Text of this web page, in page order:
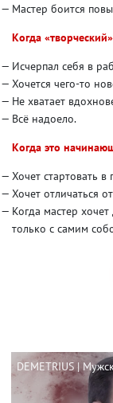
Мастер боится
Когда
Исчерпал себя в
Хочется чего-то
Не хватает
Всё надоело.
Когда это
Хочет стартовать
Хочет отличаться
Когда мастер
только с самим